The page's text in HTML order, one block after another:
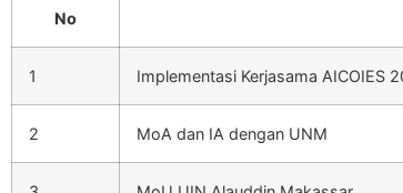
No
1 Implementasi Kerjasama AICOIES
2 MoA dan IA dengan UNM